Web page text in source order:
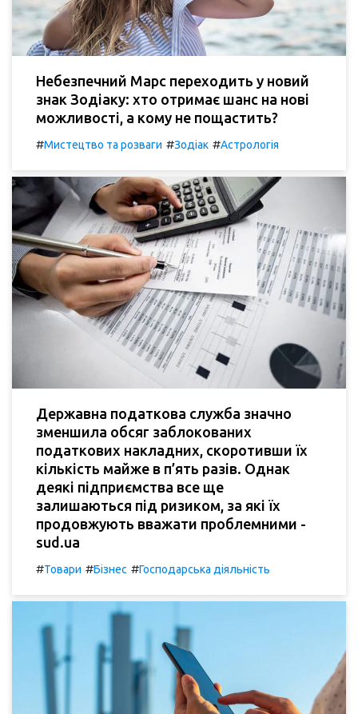
Небезпечний Марс переходить у новий
знак Зодіаку: хто отримає шанс на нові
можливості, а кому не пощастить?
#Мистецтво та розваги #Зодіак #Астрологія
Державна податкова служба значно
зменшила обсяг заблокованих
податкових накладних, скоротивши їх
кількість майже в п’ять разів. Однак
деякі підприємства все ще
залишаються під ризиком, за які їх
продовжують вважати проблемними -
sud.ua
#Товари #Бізнес #Господарська діяльність